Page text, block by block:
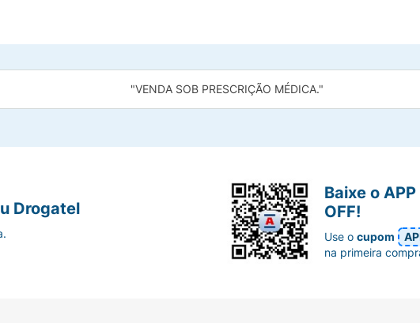
"VENDA SOB PRESCRIÇÃO MÉDICA."
Drogatel
Baixe o
OFF!
Use ocupom
na primeira